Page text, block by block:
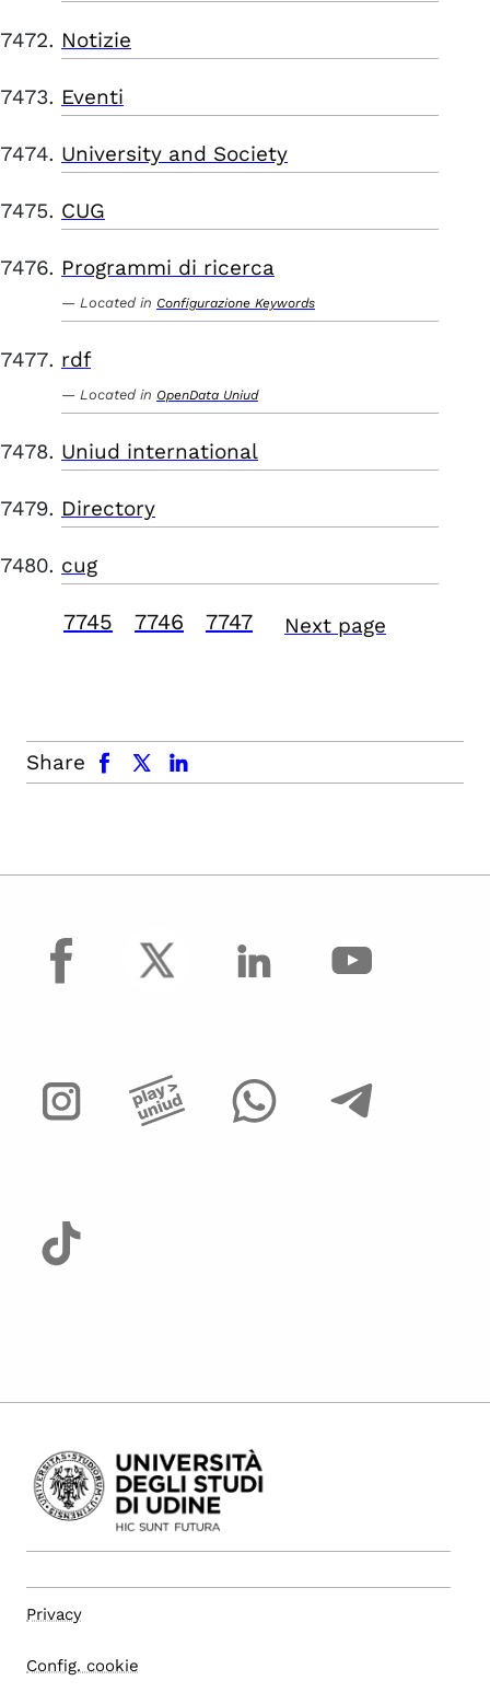
Notizie
Eventi
University and Society
CUG
Programmi di ricerca
Located in Configurazione Keywords
rdf
Located in OpenData Uniud
Uniud international
Directory
cug
7745 7746 7747 Next page
Share
facebook x.com linkedin
facebook
Privacy
Config. cookie